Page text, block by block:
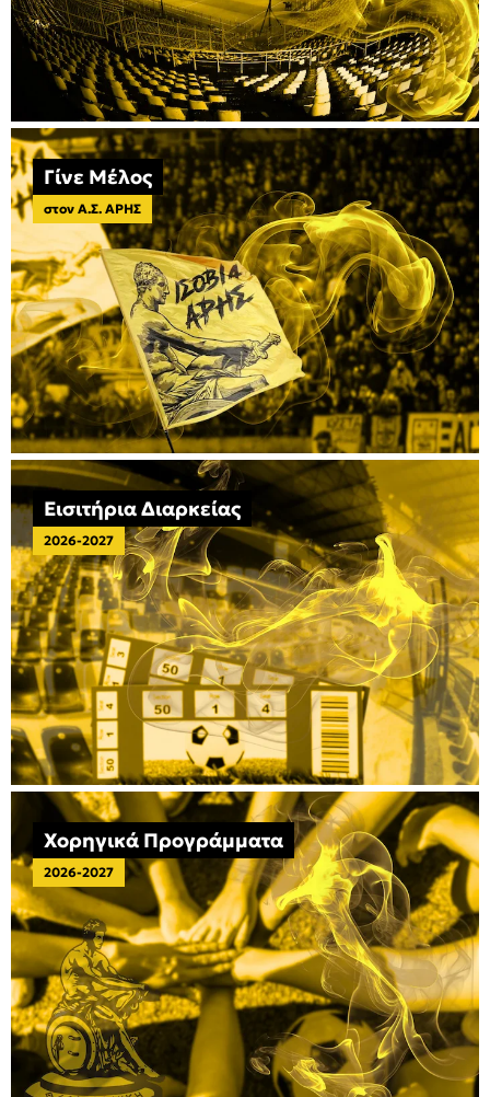
Γίνε Μέλος
στον Α.Σ. ΑΡΗΣ
Εισιτήρια Διαρκείας
2026-2027
Χορηγικά Προγράμματα
2026-2027